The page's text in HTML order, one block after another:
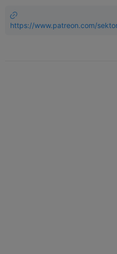
https://www.patreon.com/